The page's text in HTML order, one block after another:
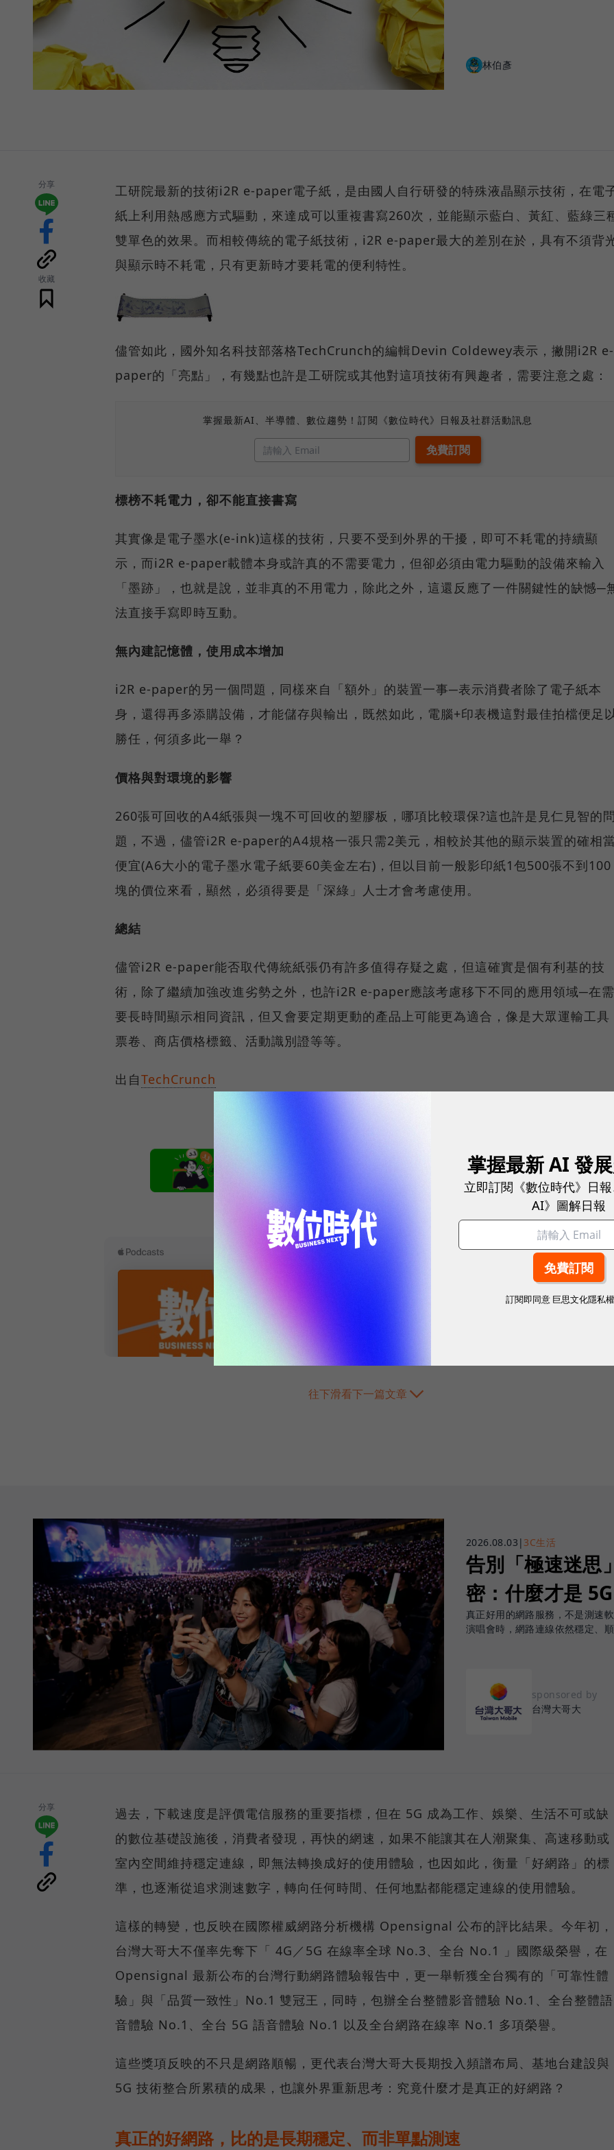
林伯彥
分享
收藏
工研院最新的技術i2R e-paper電子紙，是由國人自行研發的特殊液晶顯示技術，在電
紙上利用熱感應方式驅動，來達成可以重複書寫260次，並能顯示藍白、黃紅、藍綠三
雙單色的效果。而相較傳統的電子紙技術，i2R e-paper最大的差別在於，具有不須背
與顯示時不耗電，只有更新時才要耗電的便利特性。
儘管如此，國外知名科技部落格TechCrunch的編輯Devin Coldewey表示，撇開i2R e-
paper的「亮點」，有幾點也許是工研院或其他對這項技術有興趣者，需要注意之處：
掌握最新AI、半導體、數位趨勢！訂閱《數位時代》日報及社群活動訊息
標榜不耗電力，卻不能直接書寫
其實像是電子墨水(e-ink)這樣的技術，只要不受到外界的干擾，即可不耗電的持續顯
示，而i2R e-paper載體本身或許真的不需要電力，但卻必須由電力驅動的設備來輸入
「墨跡」，也就是說，並非真的不用電力，除此之外，這還反應了一件關鍵性的缺憾─
法直接手寫即時互動。
無內建記憶體，使用成本增加
i2R e-paper的另一個問題，同樣來自「額外」的裝置一事─表示消費者除了電子紙本
身，還得再多添購設備，才能儲存與輸出，既然如此，電腦+印表機這對最佳拍檔便足
勝任，何須多此一舉？
價格與對環境的影響
260張可回收的A4紙張與一塊不可回收的塑膠板，哪項比較環保?這也許是見仁見智的
題，不過，儘管i2R e-paper的A4規格一張只需2美元，相較於其他的顯示裝置的確相
便宜(A6大小的電子墨水電子紙要60美金左右)，但以目前一般影印紙1包500張不到100
塊的價位來看，顯然，必須得要是「深綠」人士才會考慮使用。
總結
儘管i2R e-paper能否取代傳統紙張仍有許多值得存疑之處，但這確實是個有利基的技
術，除了繼續加強改進劣勢之外，也許i2R e-paper應該考慮移下不同的應用領域─在需
要長時間顯示相同資訊，但又會要定期更動的產品上可能更為適合，像是大眾運輸工具
票卷、商店價格標籤、活動識別證等等。
出自TechCrunch
本網站內容未經允許，不得轉載。
往下滑看下一篇文章
2026.08.03 | 3C生活
告別「極速迷
密：什麼才是
真正好用的網路服務，不是測速
演唱會時，網路連線依然穩定、
sponsored by
台灣大哥大
分享
過去，下載速度是評價電信服務的重要指標，但在 5G 成為工作、娛樂、生活不可或缺
的數位基礎設施後，消費者發現，再快的網速，如果不能讓其在人潮聚集、高速移動或
室內空間維持穩定連線，即無法轉換成好的使用體驗，也因如此，衡量「好網路」的標
準，也逐漸從追求測速數字，轉向任何時間、任何地點都能穩定連線的使用體驗。
這樣的轉變，也反映在國際權威網路分析機構 Opensignal 公布的評比結果。今年初，
台灣大哥大不僅率先奪下「 4G／5G 在線率全球 No.3、全台 No.1 」國際級榮譽，在
Opensignal 最新公布的台灣行動網路體驗報告中，更一舉斬獲全台獨有的「可靠性體
驗」與「品質一致性」No.1 雙冠王，同時，包辦全台整體影音體驗 No.1、全台整體語
音體驗 No.1、全台 5G 語音體驗 No.1 以及全台網路在線率 No.1 多項榮譽。
這些獎項反映的不只是網路順暢，更代表台灣大哥大長期投入頻譜布局、基地台建設與
5G 技術整合所累積的成果，也讓外界重新思考：究竟什麼才是真正的好網路？
真正的好網路，比的是長期穩定、而非單點測速
掌握最新 AI 發
立即訂閱《數位時代》日
AI》圖解日報
訂閱即同意 巨思文化隱私